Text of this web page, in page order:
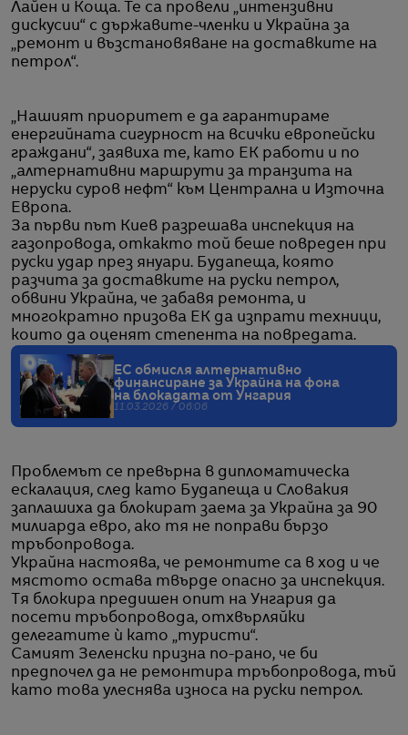
Лайен и Коща. Те са провели „интензивни
дискусии“ с държавите-членки и Украйна за
„ремонт и възстановяване на доставките на
петрол“.
„Нашият приоритет е да гарантираме
енергийната сигурност на всички европейски
граждани“, заявиха те, като ЕК работи и по
„алтернативни маршрути за транзита на
неруски суров нефт“ към Централна и Източна
Европа.
За първи път Киев разрешава инспекция на
газопровода, откакто той беше повреден при
руски удар през януари. Будапеща, която
разчита за доставките на руски петрол,
обвини Украйна, че забавя ремонта, и
многократно призова ЕК да изпрати техници,
които да оценят степента на повредата.
ЕС обмисля алтернативно
финансиране за Украйна на фона
на блокадата от Унгария
11.03.2026 / 06:06
Проблемът се превърна в дипломатическа
ескалация, след като Будапеща и Словакия
заплашиха да блокират заема за Украйна за 90
милиарда евро, ако тя не поправи бързо
тръбопровода.
Украйна настоява, че ремонтите са в ход и че
мястото остава твърде опасно за инспекция.
Тя блокира предишен опит на Унгария да
посети тръбопровода, отхвърляйки
делегатите ѝ като „туристи“.
Самият Зеленски призна по-рано, че би
предпочел да не ремонтира тръбопровода, тъй
като това улеснява износа на руски петрол.